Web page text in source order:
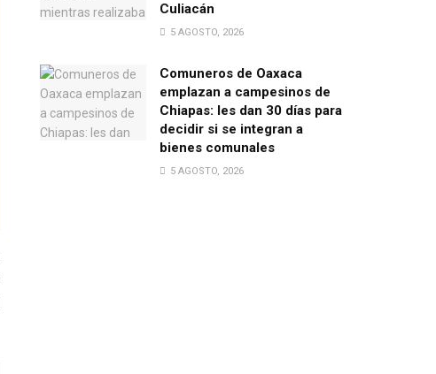
Culiacán
5 AGOSTO, 2026
Comuneros de Oaxaca
emplazan a campesinos de
Chiapas: les dan 30 días para
decidir si se integran a
bienes comunales
5 AGOSTO, 2026